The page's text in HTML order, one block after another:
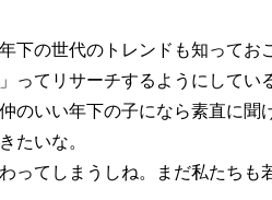
下の世代のトレンドも知って
ってリサーチするようにしてい
のいい年下の子になら素直に聞
たいな。
ってしまうしね。まだ私たち